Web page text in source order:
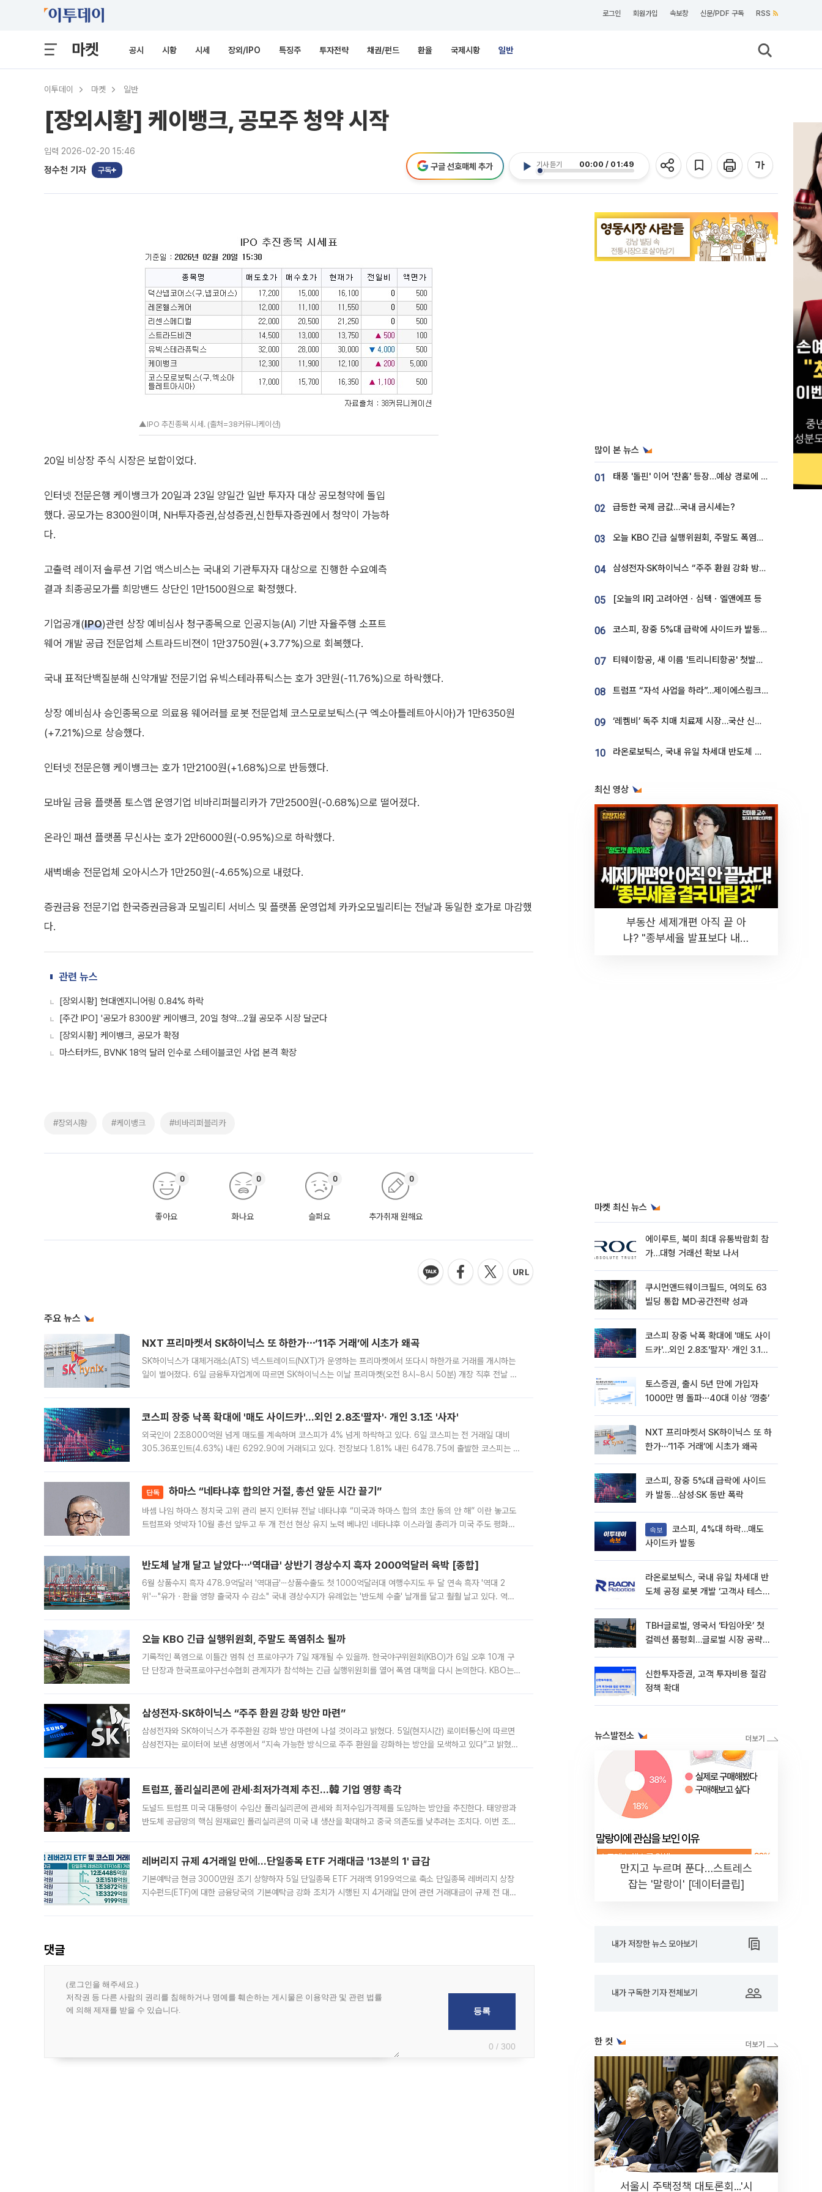
로그인 회원가입 속보창 신문/PDF 구독 RSS
마켓 공시 시황 시세 장외/IPO 특징주 투자전략 채권/펀드 환율 국제시황 일반
이투데이 마켓 일반
[장외시황] 케이뱅크, 공모주 청약 시작
입력 2026-02-20 15:46
정수천 기자 구독
기사 듣기 00:00 / 01:49
구글 선호매체 추가
▲IPO 추진종목 시세. (출처=38커뮤니케이션)
20일 비상장 주식 시장은 보합이었다.
인터넷 전문은행 케이뱅크가 20일과 23일 양일간 일반 투자자 대상 공모청약에 돌입
했다. 공모가는 8300원이며, NH투자증권,삼성증권,신한투자증권에서 청약이 가능하
다.
고출력 레이저 솔루션 기업 액스비스는 국내외 기관투자자 대상으로 진행한 수요예측
결과 최종공모가를 희망밴드 상단인 1만1500원으로 확정했다.
기업공개(IPO)관련 상장 예비심사 청구종목으로 인공지능(AI) 기반 자율주행 소프트
웨어 개발 공급 전문업체 스트라드비젼이 1만3750원(+3.77%)으로 회복했다.
국내 표적단백질분해 신약개발 전문기업 유빅스테라퓨틱스는 호가 3만원(-11.76%)으로 하락했다.
상장 예비심사 승인종목으로 의료용 웨어러블 로봇 전문업체 코스모로보틱스(구 엑소아틀레트아시아)가 1만6350원
(+7.21%)으로 상승했다.
인터넷 전문은행 케이뱅크는 호가 1만2100원(+1.68%)으로 반등했다.
모바일 금융 플랫폼 토스앱 운영기업 비바리퍼블리카가 7만2500원(-0.68%)으로 떨어졌다.
온라인 패션 플랫폼 무신사는 호가 2만6000원(-0.95%)으로 하락했다.
새벽배송 전문업체 오아시스가 1만250원(-4.65%)으로 내렸다.
증권금융 전문기업 한국증권금융과 모빌리티 서비스 및 플랫폼 운영업체 카카오모빌리티는 전날과 동일한 호가로 마감했
다.
관련 뉴스
[장외시황] 현대엔지니어링 0.84% 하락
[주간 IPO] '공모가 8300원' 케이뱅크, 20일 청약…2월 공모주 시장 달군다
[장외시황] 케이뱅크, 공모가 확정
마스터카드, BVNK 18억 달러 인수로 스테이블코인 사업 본격 확장
#장외시황 #케이뱅크 #비바리퍼블리카
좋아요
0
화나요
0
슬퍼요
0
추가취재 원해요
0
주요 뉴스
NXT 프리마켓서 SK하이닉스 또 하한가⋯‘11주 거래’에 시초가 왜곡
SK하이닉스가 대체거래소(ATS) 넥스트레이드(NXT)가 운영하는 프리마켓에서 또다시 하한가로 거래를 개시하는
일이 벌어졌다. 6일 금융투자업계에 따르면 SK하이닉스는 이날 프리마켓(오전 8시~8시 50분) 개장 직후 전날 정
코스피 장중 낙폭 확대에 '매도 사이드카'…외인 2.8조'팔자'· 개인 3.1조 '사자'
외국인이 2조8000억원 넘게 매도를 계속하며 코스피가 4% 넘게 하락하고 있다. 6일 코스피는 전 거래일 대비
305.36포인트(4.63%) 내린 6292.90에 거래되고 있다. 전장보다 1.81% 내린 6478.75에 출발한 코스피는 장
단독 하마스 “네타냐후 합의안 거절, 총선 앞둔 시간 끌기”
바셈 나임 하마스 정치국 고위 관리 본지 인터뷰 전날 네타냐후 “미국과 하마스 합의 초안 동의 안 해” 이란 놓고도
트럼프와 엇박자 10월 총선 앞두고 두 개 전선 현상 유지 노력 베냐민 네타냐후 이스라엘 총리가 미국 주도 평화위
반도체 날개 달고 날았다⋯'역대급' 상반기 경상수지 흑자 2000억달러 육박 [종합]
6월 상품수지 흑자 478.9억달러 '역대급'⋯상품수출도 첫 1000억달러대 여행수지도 두 달 연속 흑자 '역대 2
위'⋯"유가ㆍ환율 영향 출국자 수 감소" 국내 경상수지가 유례없는 '반도체 수출' 날개를 달고 훨훨 날고 있다. 역대
오늘 KBO 긴급 실행위원회, 주말도 폭염취소 될까
기록적인 폭염으로 이틀간 멈춰 선 프로야구가 7일 재개될 수 있을까. 한국야구위원회(KBO)가 6일 오후 10개 구
단 단장과 한국프로야구선수협회 관계자가 참석하는 긴급 실행위원회를 열어 폭염 대책을 다시 논의한다. KBO는
삼성전자·SK하이닉스 “주주 환원 강화 방안 마련”
삼성전자와 SK하이닉스가 주주환원 강화 방안 마련에 나설 것이라고 밝혔다. 5일(현지시간) 로이터통신에 따르면
삼성전자는 로이터에 보낸 성명에서 “지속 가능한 방식으로 주주 환원을 강화하는 방안을 모색하고 있다”고 밝혔다.
트럼프, 폴리실리콘에 관세·최저가격제 추진…韓 기업 영향 촉각
도널드 트럼프 미국 대통령이 수입산 폴리실리콘에 관세와 최저수입가격제를 도입하는 방안을 추진한다. 태양광과
반도체 공급망의 핵심 원재료인 폴리실리콘의 미국 내 생산을 확대하고 중국 의존도를 낮추려는 조치다. 이번 조처
레버리지 규제 4거래일 만에…단일종목 ETF 거래대금 '13분의 1' 급감
기본예탁금 현금 3000만원 조기 상향하자 5일 단일종목 ETF 거래액 9199억으로 축소 단일종목 레버리지 상장
지수펀드(ETF)에 대한 금융당국의 기본예탁금 강화 조치가 시행된 지 4거래일 만에 관련 거래대금이 규제 전 대비
댓글
0 / 300
많이 본 뉴스
01 태풍 '돌핀' 이어 '찬홈' 등장…예상 경로에 한국 '한숨'
02 급등한 국제 금값…국내 금시세는?
03 오늘 KBO 긴급 실행위원회, 주말도 폭염취소 될까
04 삼성전자·SK하이닉스 “주주 환원 강화 방안 마련”
05 [오늘의 IR] 고려아연ㆍ심텍ㆍ엘앤에프 등
06 코스피, 장중 5%대 급락에 사이드카 발동…삼성·SK 동반 폭락
07 티웨이항공, 새 이름 '트리니티항공' 첫발…SSC 전략 본격화
08 트럼프 “자석 사업을 하라”…제이에스링크, 비중국 영구자석 공급망 구축 속도
09 ‘레켐비’ 독주 치매 치료제 시장…국산 신약 등장하나
10 라온로보틱스, 국내 유일 차세대 반도체 공정 로봇 개발 ‘고객사 테스트 진행’
최신 영상
부동산 세제개편 아직 끝 아
냐? "종부세율 발표보다 내릴
마켓 최신 뉴스
에이루트, 북미 최대 유통박람회 참
가…대형 거래선 확보 나서
쿠시먼앤드웨이크필드, 여의도 63
빌딩 통합 MD·공간전략 성과
코스피 장중 낙폭 확대에 '매도 사이
드카'…외인 2.8조'팔자'· 개인 3.1조
토스증권, 출시 5년 만에 가입자
1000만 명 돌파⋯40대 이상 ‘껑충’
NXT 프리마켓서 SK하이닉스 또 하
한가⋯‘11주 거래’에 시초가 왜곡
코스피, 장중 5%대 급락에 사이드
카 발동…삼성·SK 동반 폭락
속보
사이드카 발동
라온로보틱스, 국내 유일 차세대 반
도체 공정 로봇 개발 ‘고객사 테스트
TBH글로벌, 영국서 ‘타임아웃’ 첫
컬렉션 품평회…글로벌 시장 공략
신한투자증권, 고객 투자비용 절감
정책 확대
뉴스발전소
만지고 누르며 푼다…스트레스
잡는 '말랑이' [데이터클립]
내가 저장한 뉴스 모아보기
내가 구독한 기자 전체보기
한 컷
서울시 주택정책 대토론회...'시